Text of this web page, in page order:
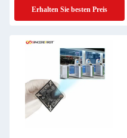
Erhalten Sie besten Preis